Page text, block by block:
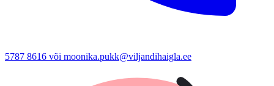
5787 8616 või moonika.pukk@viljandihaigla.ee